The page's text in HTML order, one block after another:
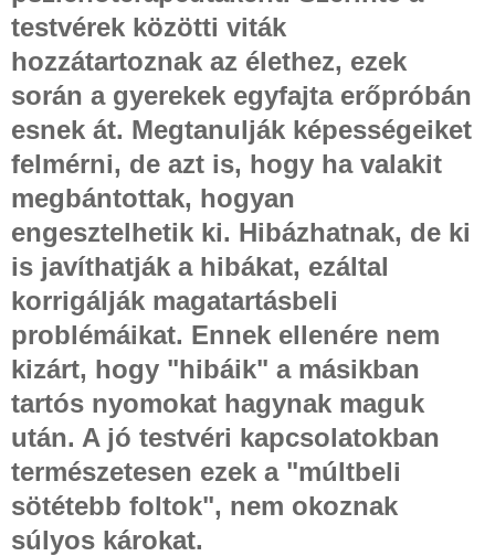
testvérek közötti viták
hozzátartoznak az élethez, ezek
során a gyerekek egyfajta erőpróbán
esnek át. Megtanulják képességeiket
felmérni, de azt is, hogy ha valakit
megbántottak, hogyan
engesztelhetik ki. Hibázhatnak, de ki
is javíthatják a hibákat, ezáltal
korrigálják magatartásbeli
problémáikat. Ennek ellenére nem
kizárt, hogy "hibáik" a másikban
tartós nyomokat hagynak maguk
után. A jó testvéri kapcsolatokban
természetesen ezek a "múltbeli
sötétebb foltok", nem okoznak
súlyos károkat.